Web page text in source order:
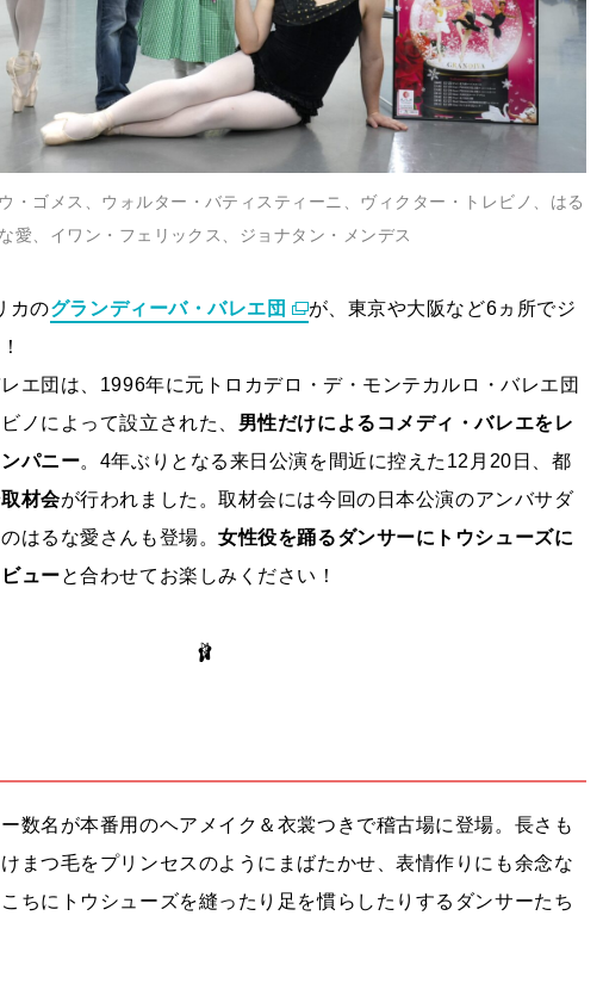
・ゴメス、ウォルター・バティスティーニ、ヴィクター・トレビノ、はる
な愛、イワン・フェリックス、ジョナタン・メンデス
カのグランディーバ・バレエ団
が、東京や大阪など6ヵ所でジ
エ団は、1996年に元トロカデロ・デ・モンテカルロ・バレエ団
ノによって設立された、 男性だけによるコメディ・バレエをレ
パニー。4年ぶりとなる来日公演を間近に控えた12月20日、都
材会が行われました。取材会には今回の日本公演のアンバサダ
はるな愛さんも登場。女性役を踊るダンサーにトウシューズに
ューと合わせてお楽しみください！
🩰
数名が本番用のヘアメイク＆衣裳つきで稽古場に登場。長さも
まつ毛をプリンセスのようにまばたかせ、表情作りにも余念な
ちにトウシューズを縫ったり足を慣らしたりするダンサーたち